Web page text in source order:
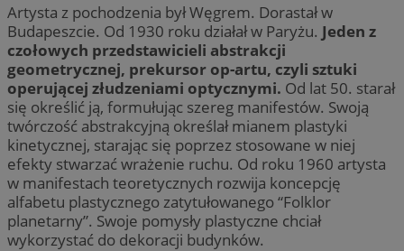
Artysta z pochodzenia był Węgrem. Dorastał w
Budapeszcie. Od 1930 roku działał w Paryżu. Jeden z
czołowych przedstawicieli abstrakcji
geometrycznej, prekursor op-artu, czyli sztuki
operującej złudzeniami optycznymi. Od lat 50. starał
się określić ją, formułując szereg manifestów. Swoją
twórczość abstrakcyjną określał mianem plastyki
kinetycznej, starając się poprzez stosowane w niej
efekty stwarzać wrażenie ruchu. Od roku 1960 artysta
w manifestach teoretycznych rozwija koncepcję
alfabetu plastycznego zatytułowanego “Folklor
planetarny”. Swoje pomysły plastyczne chciał
wykorzystać do dekoracji budynków.